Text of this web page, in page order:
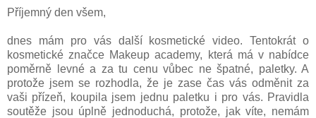
Příjemný den všem,
dnes mám pro vás další kosmetické video. Tentokrát o
kosmetické značce Makeup academy, která má v nabídce
poměrně levné a za tu cenu vůbec ne špatné, paletky. A
protože jsem se rozhodla, že je zase čas vás odměnit za
vaši přízeň, koupila jsem jednu paletku i pro vás. Pravidla
soutěže jsou úplně jednoduchá, protože, jak víte, nemám